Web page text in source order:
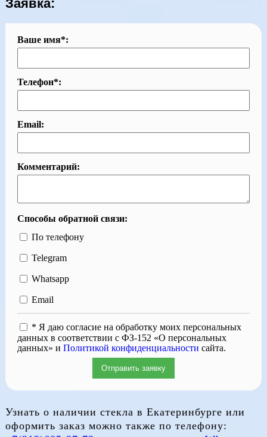
Заявка:
Ваше имя*:
Телефон*:
Email:
Комментарий:
Способы обратной связи:
По телефону
Telegram
Whatsapp
Email
* Я даю согласие на обработку моих персональных
данных в соответствии с ФЗ-152 «О персональных
данных» и Политикой конфиденциальности сайта.
Отправить заявку
Узнать о наличии стекла в Екатеринбурге или
оформить заказ можно также по телефону: